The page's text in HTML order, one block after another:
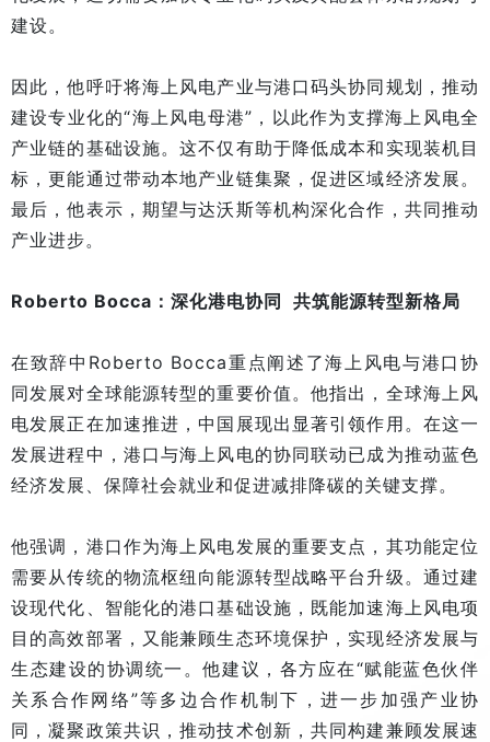
建设。
因此，他呼吁将海上风电产业与港口码头协同规划，推动
建设专业化的“海上风电母港”，以此作为支撑海上风电全
产业链的基础设施。这不仅有助于降低成本和实现装机目
标，更能通过带动本地产业链集聚，促进区域经济发展。
最后，他表示，期望与达沃斯等机构深化合作，共同推动
产业进步。
Roberto Bocca：深化港电协同 共筑能源转型新格局
在致辞中Roberto Bocca重点阐述了海上风电与港口协
同发展对全球能源转型的重要价值。他指出，全球海上风
电发展正在加速推进，中国展现出显著引领作用。在这一
发展进程中，港口与海上风电的协同联动已成为推动蓝色
经济发展、保障社会就业和促进减排降碳的关键支撑。
他强调，港口作为海上风电发展的重要支点，其功能定位
需要从传统的物流枢纽向能源转型战略平台升级。通过建
设现代化、智能化的港口基础设施，既能加速海上风电项
目的高效部署，又能兼顾生态环境保护，实现经济发展与
生态建设的协调统一。他建议，各方应在“赋能蓝色伙伴
关系合作网络”等多边合作机制下，进一步加强产业协
同，凝聚政策共识，推动技术创新，共同构建兼顾发展速